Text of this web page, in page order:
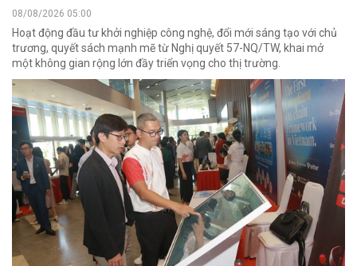
08/08/2026 05:00
Hoạt động đầu tư khởi nghiệp công nghệ, đổi mới sáng tạo với chủ
trương, quyết sách mạnh mẽ từ Nghị quyết 57-NQ/TW, khai mở
một không gian rộng lớn đầy triển vọng cho thị trường.